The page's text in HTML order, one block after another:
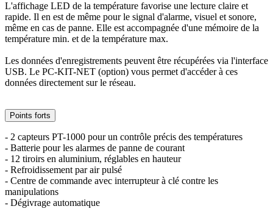
L'affichage LED de la température favorise une lecture claire et
rapide. Il en est de même pour le signal d'alarme, visuel et sonore,
même en cas de panne. Elle est accompagnée d'une mémoire de la
température min. et de la température max.
Les données d'enregistrements peuvent être récupérées via l'interface
USB. Le PC-KIT-NET (option) vous permet d'accéder à ces
données directement sur le réseau.
Points forts
- 2 capteurs PT-1000 pour un contrôle précis des températures
- Batterie pour les alarmes de panne de courant
- 12 tiroirs en aluminium, réglables en hauteur
- Refroidissement par air pulsé
- Centre de commande avec interrupteur à clé contre les
manipulations
- Dégivrage automatique